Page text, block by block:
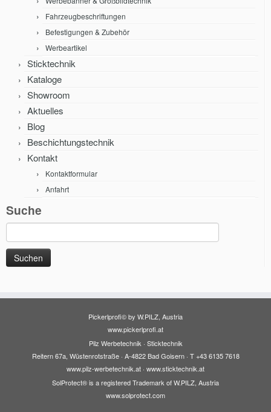
Fahrzeugbeschriftungen
Befestigungen & Zubehör
Werbeartikel
Sticktechnik
Kataloge
Showroom
Aktuelles
Blog
Beschichtungstechnik
Kontakt
Kontaktformular
Anfahrt
Suche
nach:
Pickerlprofi© by W.PILZ, Austria
www.pickerlprofi.at
Pilz Werbetechnik · Sticktechnik
Reitern 67a, Wüstenrotstraße · A-4822 Bad Goisern · T +43 6135 7618
www.pilz-werbetechnik.at · www.sticktechnik.at
SolProtect® is a registered Trademark of W.PILZ, Austria
www.solprotect.com